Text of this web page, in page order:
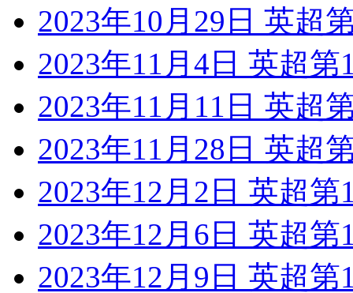
2023年10月29日 英超
2023年11月4日 英超
2023年11月11日 英超
2023年11月28日 英超
2023年12月2日 英超
2023年12月6日 英超
2023年12月9日 英超